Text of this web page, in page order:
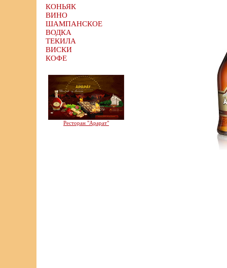
КОНЬЯК
ВИНО
ШАМПАНСКОЕ
ВОДКА
ТЕКИЛА
ВИСКИ
КОФЕ
Ресторан "Арарат"